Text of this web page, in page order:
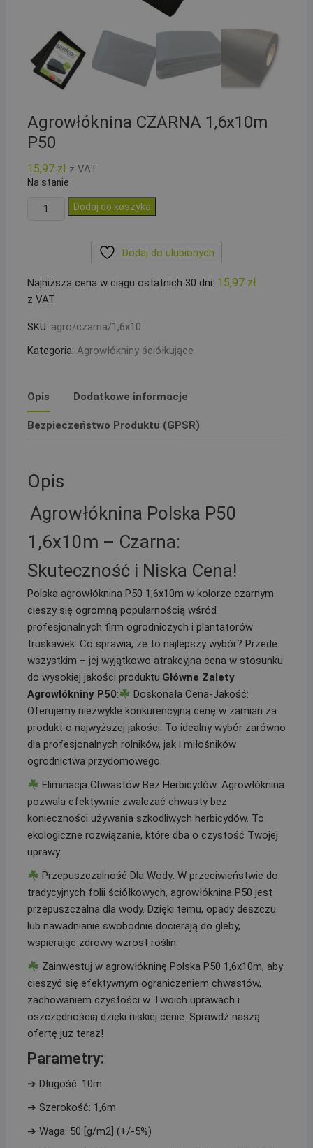
Agrowłóknina CZARNA 1,6x10m
P50
15,97 zł z VAT
Na stanie
ilość
Dodaj do koszyka
Dodaj do ulubionych
Najniższa cena w ciągu ostatnich 30 dni: 15,97 zł
z VAT
SKU: agro/czarna/1,6x10
Kategoria: Agrowłókniny ściółkujące
Opis Dodatkowe informacje
Bezpieczeństwo Produktu (GPSR)
Opis
Agrowłóknina Polska P50
1,6x10m – Czarna:
Skuteczność i Niska Cena!
Polska agrowłóknina P50 1,6x10m w kolorze czarnym
cieszy się ogromną popularnością wśród
profesjonalnych firm ogrodniczych i plantatorów
truskawek. Co sprawia, że to najlepszy wybór? Przede
wszystkim – jej wyjątkowo atrakcyjna cena w stosunku
do wysokiej jakości produktu.Główne Zalety
Agrowłókniny P50:
Doskonała Cena-Jakość:
Oferujemy niezwykle konkurencyjną cenę w zamian za
produkt o najwyższej jakości. To idealny wybór zarówno
dla profesjonalnych rolników, jak i miłośników
ogrodnictwa przydomowego.
Eliminacja Chwastów Bez Herbicydów: Agrowłóknina
pozwala efektywnie zwalczać chwasty bez
konieczności używania szkodliwych herbicydów. To
ekologiczne rozwiązanie, które dba o czystość Twojej
uprawy.
Przepuszczalność Dla Wody: W przeciwieństwie do
tradycyjnych folii ściółkowych, agrowłóknina P50 jest
przepuszczalna dla wody. Dzięki temu, opady deszczu
lub nawadnianie swobodnie docierają do gleby,
wspierając zdrowy wzrost roślin.
Zainwestuj w agrowłókninę Polska P50 1,6x10m, aby
cieszyć się efektywnym ograniczeniem chwastów,
zachowaniem czystości w Twoich uprawach i
oszczędnością dzięki niskiej cenie. Sprawdź naszą
ofertę już teraz!
Parametry:
➔ Długość: 10m
➔ Szerokość: 1,6m
➔ Waga: 50 [g/m2] (+/-5%)